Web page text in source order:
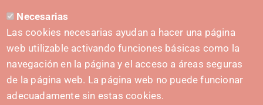
HARREMANETARAKO
hola@irisnavarra.com
(+34) 628 23 12 32
C. del Sadar, 31006 Pamplona
Harremanetarako formularioa
Necesarias
Las cookies necesarias ayudan a hacer una página
web utilizable activando funciones básicas como la
navegación en la página y el acceso a áreas seguras
de la página web. La página web no puede funcionar
adecuadamente sin estas cookies.